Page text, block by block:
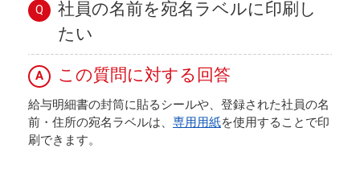
Q
社員の名前を宛名ラベルに印刷し
たい
A この質問に対する回答
給与明細書の封筒に貼るシールや、登録された社員の名
前・住所の宛名ラベルは、 専用用紙を使用することで印
刷できます。